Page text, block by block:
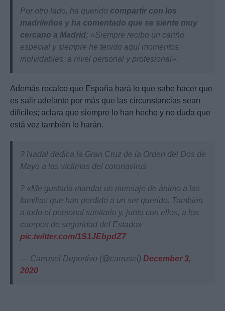
Por otro lado, ha querido compartir con los
madrileños y ha comentado que se siente muy
cercano a Madrid; «Siempre recibo un cariño
especial y siempre he tenido aquí momentos
inolvidables, a nivel personal y profesional».
Además recalco que España hará lo que sabe hacer que
es salir adelante por más que las circunstancias sean
difíciles; aclara que siempre lo han hecho y no duda que
está vez también lo harán.
? Nadal dedica la Gran Cruz de la Orden del Dos de
Mayo a las víctimas del coronavirus
?️ «Me gustaría mandar un mensaje de ánimo a las
familias que han perdido a un ser querido. También
a todo el personal sanitario y, junto con ellos, a los
cuerpos de seguridad del Estado»
pic.twitter.com/1S1JEbpdZ7
— Carrusel Deportivo (@carrusel) December 3,
2020